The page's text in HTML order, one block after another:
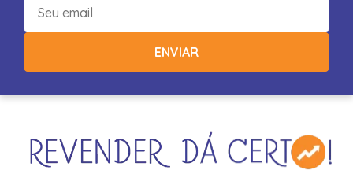
ENVIAR